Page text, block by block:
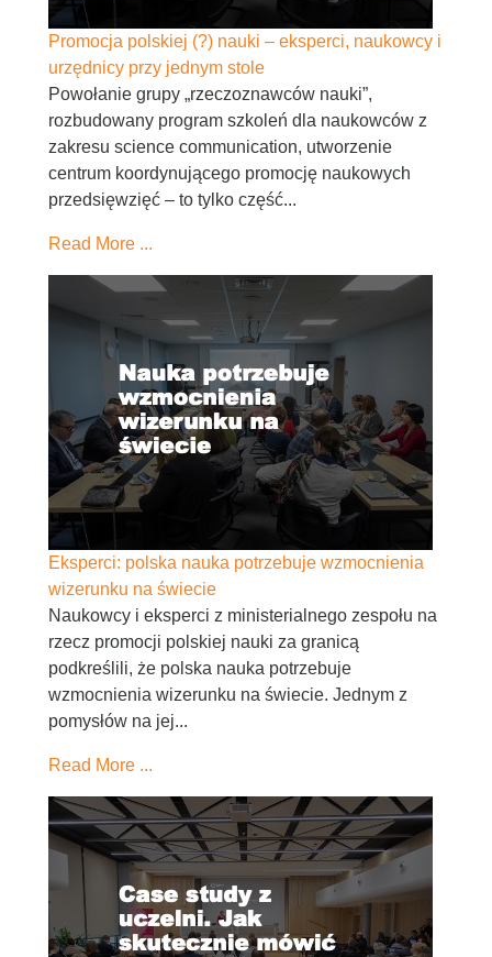
Promocja polskiej (?) nauki – eksperci, naukowcy i
urzędnicy przy jednym stole
Powołanie grupy „rzeczoznawców nauki”,
rozbudowany program szkoleń dla naukowców z
zakresu science communication, utworzenie
centrum koordynującego promocję naukowych
przedsięwzięć – to tylko część...
Read More ...
Eksperci: polska nauka potrzebuje wzmocnienia
wizerunku na świecie
Naukowcy i eksperci z ministerialnego zespołu na
rzecz promocji polskiej nauki za granicą
podkreślili, że polska nauka potrzebuje
wzmocnienia wizerunku na świecie. Jednym z
pomysłów na jej...
Read More ...